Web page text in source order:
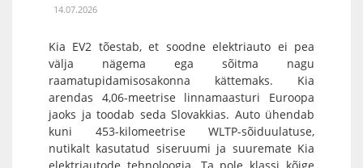
14.07.2026
Kia EV2 tõestab, et soodne elektriauto ei pea
välja nägema ega sõitma nagu
raamatupidamisosakonna kättemaks. Kia
arendas 4,06-meetrise linnamaasturi Euroopa
jaoks ja toodab seda Slovakkias. Auto ühendab
kuni 453-kilomeetrise WLTP-sõiduulatuse,
nutikalt kasutatud siseruumi ja suuremate Kia